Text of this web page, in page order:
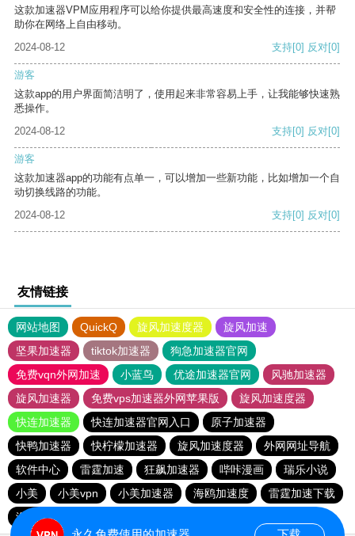
这款加速器VPM应用程序可以给你提供最高速度和安全性的连接，并帮
助你在网络上自由移动。
2024-08-12
支持[0] 反对[0]
游客
这款app的用户界面简洁明了，使用起来非常容易上手，让我能够快速熟
悉操作。
2024-08-12
支持[0] 反对[0]
游客
这款加速器app的功能有点单一，可以增加一些新功能，比如增加一个自
动切换线路的功能。
2024-08-12
支持[0] 反对[0]
友情链接
网站地图 QuickQ 旋风加速度器
旋风加速
坚果加速器
tiktok加速器
狗急加速器官网
免费vqn外网加速
小蓝鸟 优途加速器官网
风驰加速器
旋风加速器
免费vps加速器外网苹果版
旋风加速度器
快连加速器
快连加速器官网入口
原子加速器
快鸭加速器
快柠檬加速器 旋风加速度器
外网网址导航
软件中心
雷霆加速 狂飙加速器 哔咔漫画
瑞乐小说
小美
小美vpn 小美加速器 海鸥加速度
雷霆加速下载
海鸥加速器下载